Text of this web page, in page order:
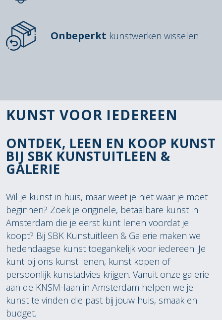
Onbeperkt kunstwerken wisselen
KUNST VOOR IEDEREEN
ONTDEK, LEEN EN KOOP KUNST
BIJ SBK KUNSTUITLEEN &
GALERIE
Wil je kunst in huis, maar weet je niet waar je moet
beginnen? Zoek je originele, betaalbare kunst in
Amsterdam die je eerst kunt lenen voordat je
koopt? Bij SBK Kunstuitleen & Galerie maken we
hedendaagse kunst toegankelijk voor iedereen. Je
kunt bij ons kunst lenen, kunst kopen of
persoonlijk kunstadvies krijgen. Vanuit onze galerie
aan de KNSM-laan in Amsterdam helpen we je
kunst te vinden die past bij jouw huis, smaak en
budget.